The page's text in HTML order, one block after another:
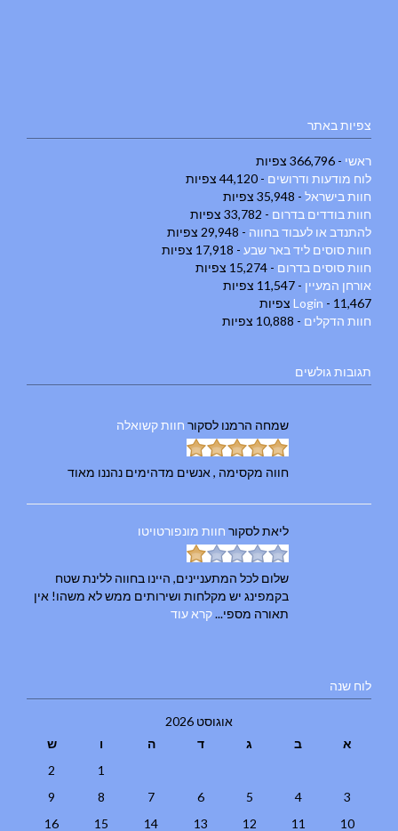
צפיות באתר
ראשי - 366,796 צפיות
לוח מודעות ודרושים - 44,120 צפיות
חוות בישראל - 35,948 צפיות
חוות בודדים בדרום - 33,782 צפיות
להתנדב או לעבוד בחווה - 29,948 צפיות
חוות סוסים ליד באר שבע - 17,918 צפיות
חוות סוסים בדרום - 15,274 צפיות
אורחן המעיין - 11,547 צפיות
Login - 11,467 צפיות
חוות הדקלים - 10,888 צפיות
תגובות גולשים
שמחה הרמנו לסקור חוות קשואלה
חווה מקסימה , אנשים מדהימים נהננו מאוד
ליאתלסקור חוות מונפורטויטו
שלום לכל המתעניינים, היינו בחווה ללינת שטח
בקמפינג יש מקלחות ושירותים ממש לא משהו! אין
תאורה מספי...קרא עוד
לוח שנה
אוגוסט 2026
א
ב ג ד ה ו
ש
1
2
3
4
5
6
7
8
9
10
11
12
13
14
15
16